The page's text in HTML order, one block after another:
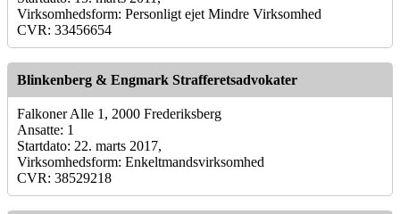
Virksomhedsform: Personligt ejet Mindre Virksomhed
CVR: 33456654
Blinkenberg & Engmark Strafferetsadvokater
Falkoner Alle 1, 2000 Frederiksberg
Ansatte: 1
Startdato: 22. marts 2017,
Virksomhedsform: Enkeltmandsvirksomhed
CVR: 38529218